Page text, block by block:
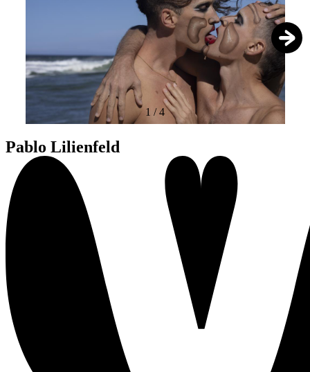
1 /4
Pablo Lilienfeld